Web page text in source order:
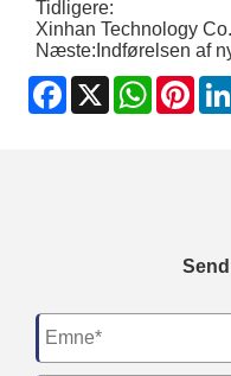
Tidligere:
Xinhan Technology
Næste: Indførelsen af
Facebook
X